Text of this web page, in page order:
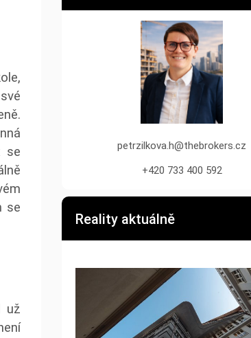
se
se
už
petrzilkova.h@thebrokers.cz
+420 733 400 592
Reality aktuálně